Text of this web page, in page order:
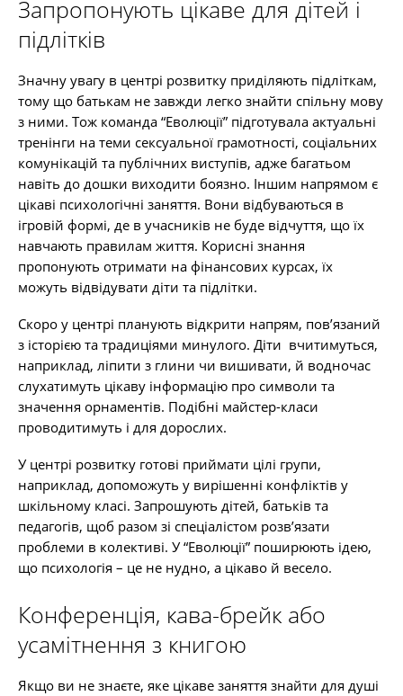
Запропонують цікаве для дітей і
підлітків
Значну увагу в центрі розвитку приділяють підліткам,
тому що батькам не завжди легко знайти спільну мову
з ними. Тож команда “Еволюції” підготувала актуальні
тренінги на теми сексуальної грамотності, соціальних
комунікацій та публічних виступів, адже багатьом
навіть до дошки виходити боязно. Іншим напрямом є
цікаві психологічні заняття. Вони відбуваються в
ігровій формі, де в учасників не буде відчуття, що їх
навчають правилам життя. Корисні знання
пропонують отримати на фінансових курсах, їх
можуть відвідувати діти та підлітки.
Скоро у центрі планують відкрити напрям, пов’язаний
з історією та традиціями минулого. Діти вчитимуться,
наприклад, ліпити з глини чи вишивати, й водночас
слухатимуть цікаву інформацію про символи та
значення орнаментів. Подібні майстер-класи
проводитимуть і для дорослих.
У центрі розвитку готові приймати цілі групи,
наприклад, допоможуть у вирішенні конфліктів у
шкільному класі. Запрошують дітей, батьків та
педагогів, щоб разом зі спеціалістом розв’язати
проблеми в колективі. У “Еволюції” поширюють ідею,
що психологія – це не нудно, а цікаво й весело.
Конференція, кава-брейк або
усамітнення з книгою
Якщо ви не знаєте, яке цікаве заняття знайти для душі